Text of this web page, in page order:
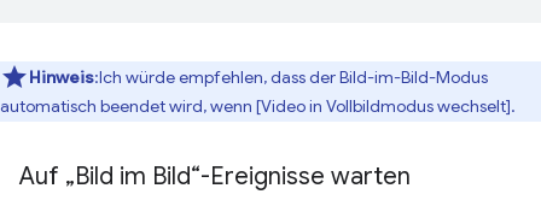
Hinweis:Ich würde empfehlen, dass der Bild-im-Bild-Modus
automatisch beendet wird, wenn [Video in Vollbildmodus wechselt].
Auf „Bild im Bild“-Ereignisse warten